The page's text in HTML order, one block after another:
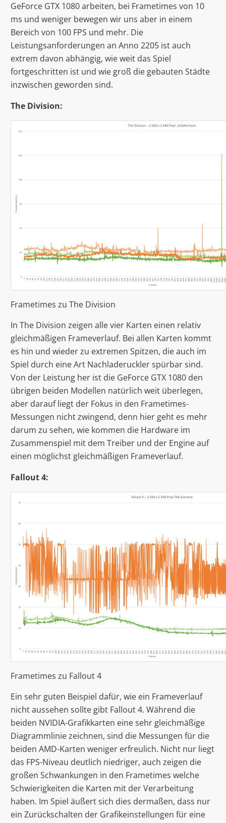
GeForce GTX 1080 arbeiten, bei Frametimes von 10
ms und weniger bewegen wir uns aber in einem
Bereich von 100 FPS und mehr. Die
Leistungsanforderungen an Anno 2205 ist auch
extrem davon abhängig, wie weit das Spiel
fortgeschritten ist und wie groß die gebauten Städte
inzwischen geworden sind.
The Division:
Frametimes zu The Division
In The Division zeigen alle vier Karten einen relativ
gleichmäßigen Frameverlauf. Bei allen Karten kommt
es hin und wieder zu extremen Spitzen, die auch im
Spiel durch eine Art Nachladeruckler spürbar sind.
Von der Leistung her ist die GeForce GTX 1080 den
übrigen beiden Modellen natürlich weit überlegen,
aber darauf liegt der Fokus in den Frametimes-
Messungen nicht zwingend, denn hier geht es mehr
darum zu sehen, wie kommen die Hardware im
Zusammenspiel mit dem Treiber und der Engine auf
einen möglichst gleichmäßigen Frameverlauf.
Fallout 4:
Frametimes zu Fallout 4
Ein sehr guten Beispiel dafür, wie ein Frameverlauf
nicht aussehen sollte gibt Fallout 4. Während die
beiden NVIDIA-Grafikkarten eine sehr gleichmäßige
Diagrammlinie zeichnen, sind die Messungen für die
beiden AMD-Karten weniger erfreulich. Nicht nur liegt
das FPS-Niveau deutlich niedriger, auch zeigen die
großen Schwankungen in den Frametimes welche
Schwierigkeiten die Karten mit der Verarbeitung
haben. Im Spiel äußert sich dies dermaßen, dass nur
ein Zurückschalten der Grafikeinstellungen für eine